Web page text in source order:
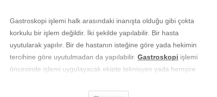
Gastroskopi işlemi halk arasındaki inanışta olduğu gibi çokta
korkulu bir işlem değildir. İki şekilde yapılabilir. Bir hasta
uyutularak yapılır. Bir de hastanın isteğine göre yada hekimin
tercihine göre uyutulmadan da yapılabilir. Gastroskopi işlemi
öncesinde işlemi uygulayacak ekipte teknisyen yada hemşire
damar yolu açıldıktan sonra hasta sol yan pozisyonda